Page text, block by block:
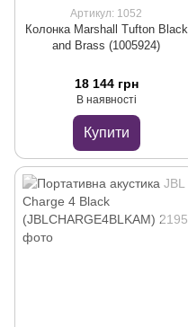
Артикул: 1052
Колонка Marshall Tufton Black
and Brass (1005924)
18 144 грн
В наявності
Купити